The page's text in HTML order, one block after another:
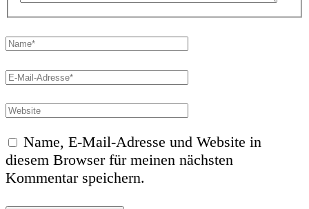
Name*
E-
Adresse*
Website
Name, E-Mail-Adresse und Website in
diesem Browser für meinen nächsten
Kommentar speichern.